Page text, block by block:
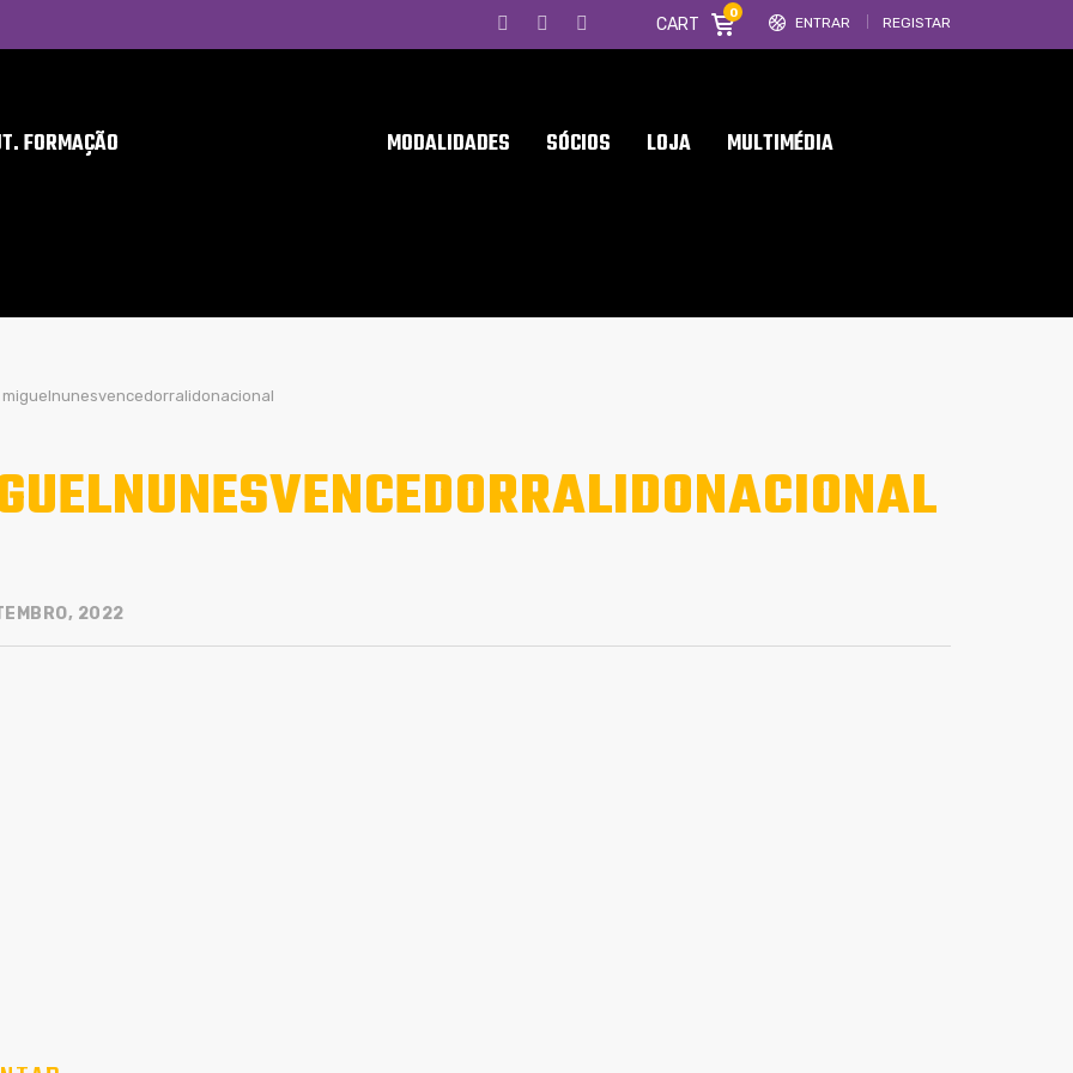
ENTRAR REGISTAR
CART
0
FORMAÇÃO MODALIDADES SÓCIOS LOJA MULTIMÉDIA
miguelnunesvencedorralidonacional
2022